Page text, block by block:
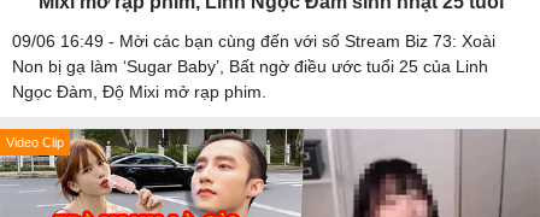
09/06 16:49 - Mời các bạn cùng đến với số Stream Biz 73: Xoài
Non bị gạ làm ‘Sugar Baby’, Bất ngờ điều ước tuổi 25 của Linh
Ngọc Đàm, Độ Mixi mở rạp phim.
Video Clip